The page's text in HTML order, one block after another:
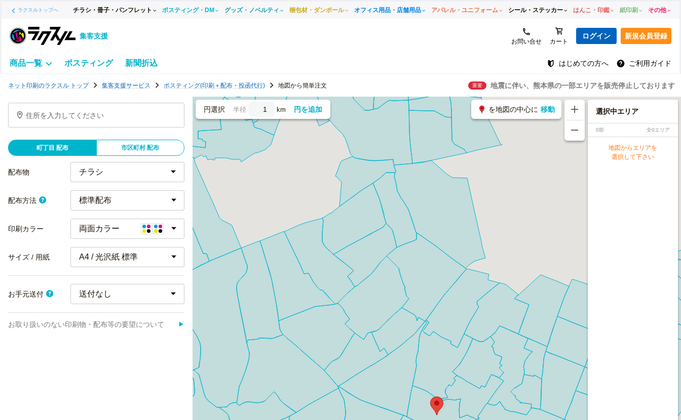
ラクスルトップへ チラシ・冊子・パンフレット ポスティング・DM グッズ・ノベルティ 梱包材・ダンボール オフィス用品・店舗用品 アパレル・ユニフォーム シール・ステッカー はんこ・印鑑 紙印刷 その他
集客支援
お問い合せ カート
ログイン 新規会員登録
商品一覧 ポスティング 新聞折込 はじめての方へ ご利用ガイド
テ
グ
ラ
ネット印刷のラクスル トップ 集客支援サービス ポスティング(印刷＋配布・投函代行) 地図から簡単注文 重要 地震に伴い、熊本県の一部エリアを販売停止しております
住所を入力してください
町丁目 配布 市区町村 配布
配布物
配布方法 標準配布
印刷カラー 両面カラー
サイズ / 用紙 A4 / 光沢紙 標準
お手元送付
お取り扱いのない印刷物・配布等の要望について ▶
円選択 半径 km 円を追加 を地図の中心に 移動 選択中エリア
0部 全0エリア
地図からエリアを
選択して下さい